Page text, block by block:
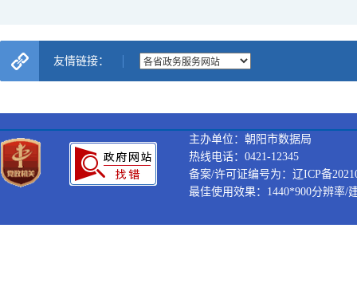
友情链接：
主办单位：朝阳市数据局
热线电话：0421-12345
备案/许可证编号为：辽ICP备
最佳使用效果：1440*900分辨率/